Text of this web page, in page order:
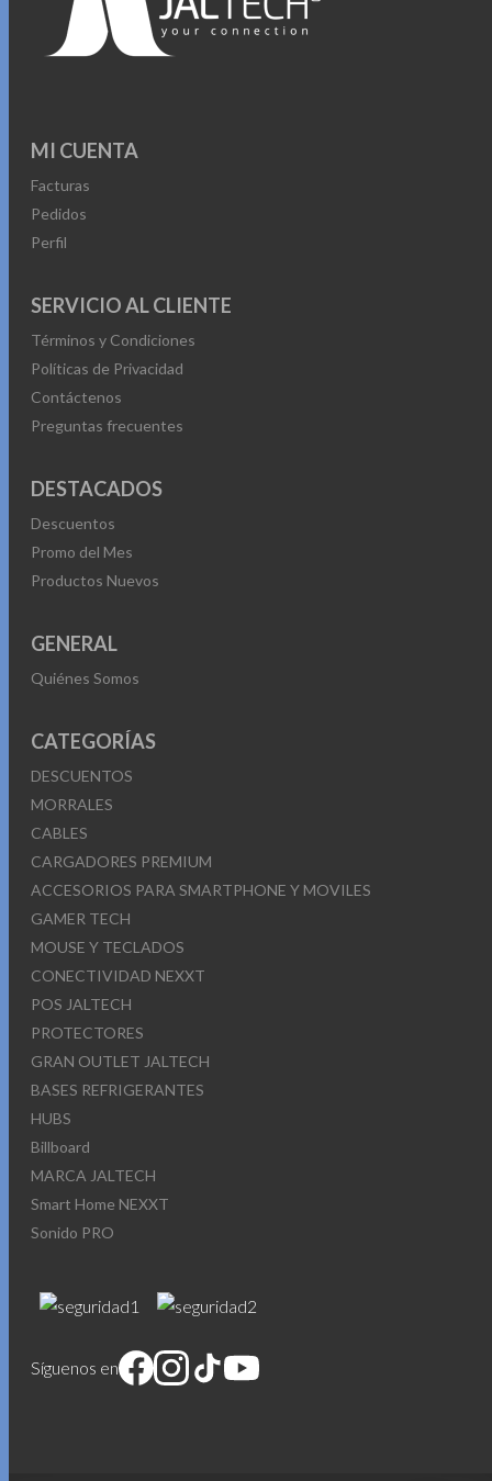
MI CUENTA
Facturas
Pedidos
Perfil
SERVICIO AL CLIENTE
Términos y Condiciones
Políticas de Privacidad
Contáctenos
Preguntas frecuentes
DESTACADOS
Descuentos
Promo del Mes
Productos Nuevos
GENERAL
Quiénes Somos
CATEGORÍAS
DESCUENTOS
MORRALES
CABLES
CARGADORES PREMIUM
ACCESORIOS PARA SMARTPHONE Y MOVILES
GAMER TECH
MOUSE Y TECLADOS
CONECTIVIDAD NEXXT
POS JALTECH
PROTECTORES
GRAN OUTLET JALTECH
BASES REFRIGERANTES
HUBS
Billboard
MARCA JALTECH
Smart Home NEXXT
Sonido PRO
Síguenos en